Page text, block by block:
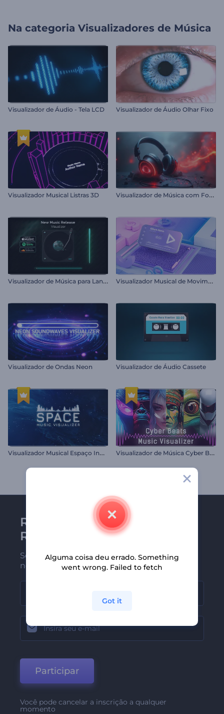
Na categoria Visualizadores de Música
Visualizador de Áudio - Tela LCD Visualizador de Áudio Olhar Fixo
Visualizador Musical Listras 3D V
isualizador de Música com Fones de Ouvido Rítmicos
V
isualizador de Música para Lançamentos V
isualizador Musical de Movimento Cinético
Visualizador de Ondas Neon Visualizador de Áudio Cassete
V
isualizador Musical Espaço Infinito V
isualizador de Música Cyber Beats
Receba a newsletter da
Renderforest
Seja um dos primeiros a receber
nossas últimas novidades e ofertas
Participar
Você pode cancelar a inscrição a qualquer
momento
Alguma coisa deu errado. Something
went wrong. Failed to fetch
Got it